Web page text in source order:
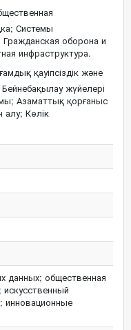
Системы
оборона и
инфраструктура.
қауіпсіздік және
жүйелері
Азаматтық қорғаныс
Көлік
данных; общественная
инновационные